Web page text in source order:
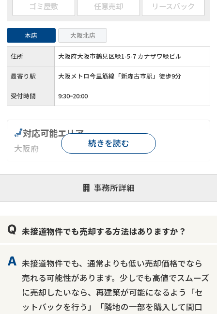
ゴミ屋敷
任意売却 リースバック
本店 大阪北店
住所 大阪府大阪市鶴見区緑1-5-7 カナザワ緑ビル
最寄り駅 大阪メトロ今里筋線「新森古市駅」徒歩9分
受付時間 9:30ｰ20:00
事務所詳細
対応可能エリア
大阪府
対応が親身 オンライン面談可能
レスポンスが早い
1億円以上の買取可
続きを読む
未接道物件でも売却する方法はありますか？
未接道物件でも、通常よりも低い売却価格でなら
売れる可能性があります。少しでも高値でスムーズ
に売却したいなら、再建築が可能になるよう「セ
ットバックを行う」「隣地の一部を購入して間口